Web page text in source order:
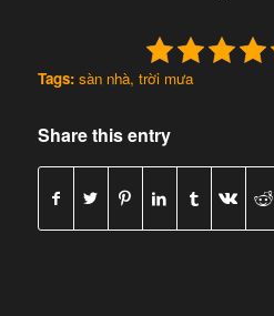
Tags: sàn nhà, trời mưa
Share this entry